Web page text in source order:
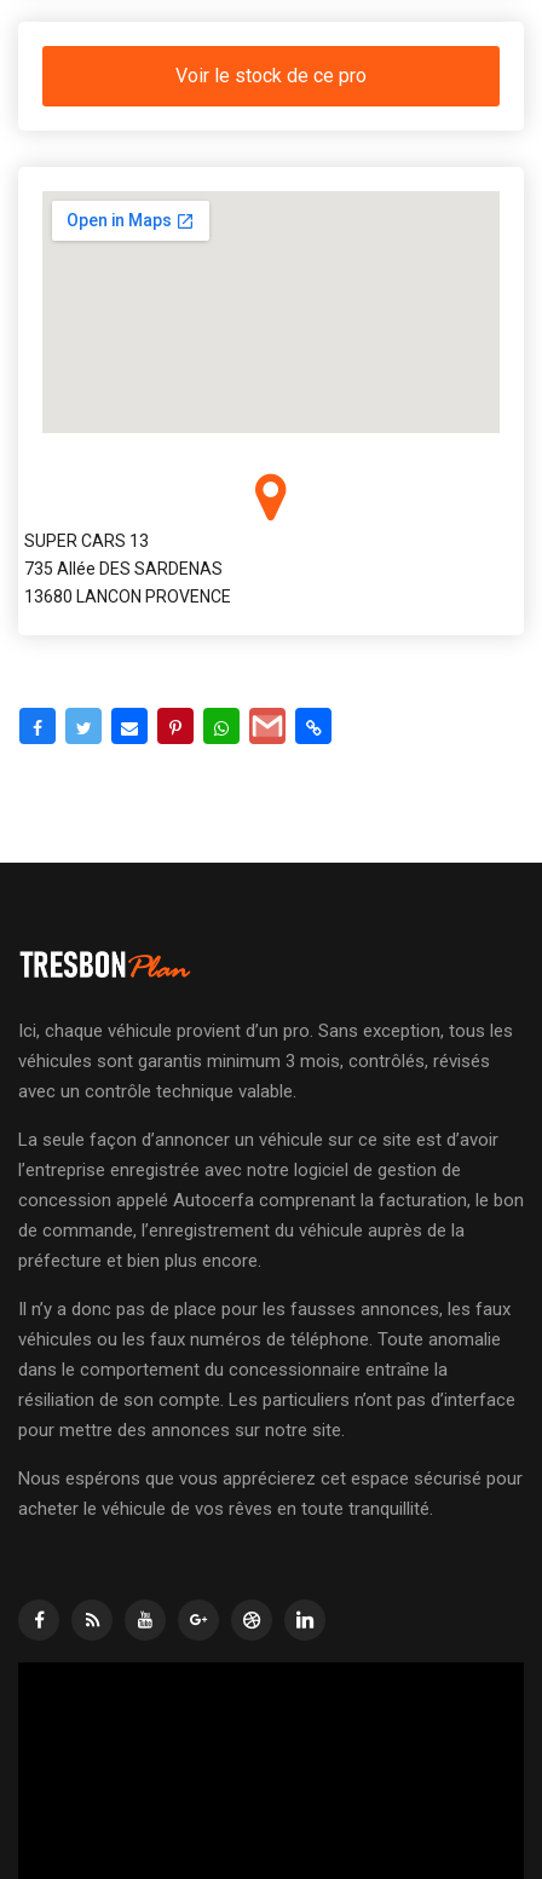
Voir le stock de ce pro
SUPER CARS 13
735 Allée DES SARDENAS
13680 LANCON PROVENCE
Ici, chaque véhicule provient d’un pro. Sans exception, tous les
véhicules sont garantis minimum 3 mois, contrôlés, révisés
avec un contrôle technique valable.
La seule façon d’annoncer un véhicule sur ce site est d’avoir
l’entreprise enregistrée avec notre logiciel de gestion de
concession appelé Autocerfa comprenant la facturation, le bon
de commande, l’enregistrement du véhicule auprès de la
préfecture et bien plus encore.
Il n’y a donc pas de place pour les fausses annonces, les faux
véhicules ou les faux numéros de téléphone. Toute anomalie
dans le comportement du concessionnaire entraîne la
résiliation de son compte. Les particuliers n’ont pas d’interface
pour mettre des annonces sur notre site.
Nous espérons que vous apprécierez cet espace sécurisé pour
acheter le véhicule de vos rêves en toute tranquillité.